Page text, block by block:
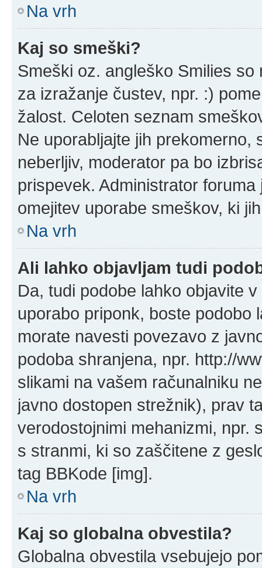
Na vrh
Kaj so smeški?
Smeški oz. angleško Smilies
za izražanje čustev, npr. :)
žalost. Celoten seznam
Ne uporabljajte jih
neberljiv, moderator pa bo
prispevek. Administrator
omejitev uporabe smeškov, ki
Na vrh
Ali lahko objavljam tudi
Da, tudi podobe lahko objavite
uporabo priponk, boste podobo
morate navesti povezavo z
podoba shranjena, npr. http://
slikami na vašem računalniku
javno dostopen strežnik), prav
verodostojnimi mehanizmi, npr.
s stranmi, ki so zaščitene z
tag BBKode [img].
Na vrh
Kaj so globalna obvestila?
Globalna obvestila vsebujejo